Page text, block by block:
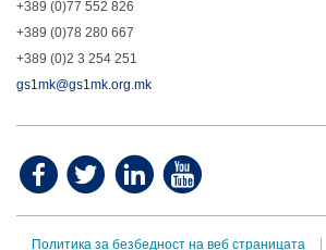
+389 (0)77 552 826
+389 (0)78 280 667
+389 (0)2 3 254 251
gs1mk@gs1mk.org.mk
Политика за безбедност на веб страницата